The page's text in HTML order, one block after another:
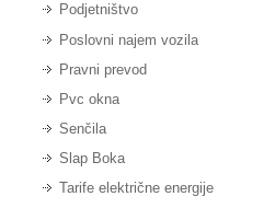
Podjetništvo
Poslovni najem vozila
Pravni prevod
Pvc okna
Senčila
Slap Boka
Tarife električne energije